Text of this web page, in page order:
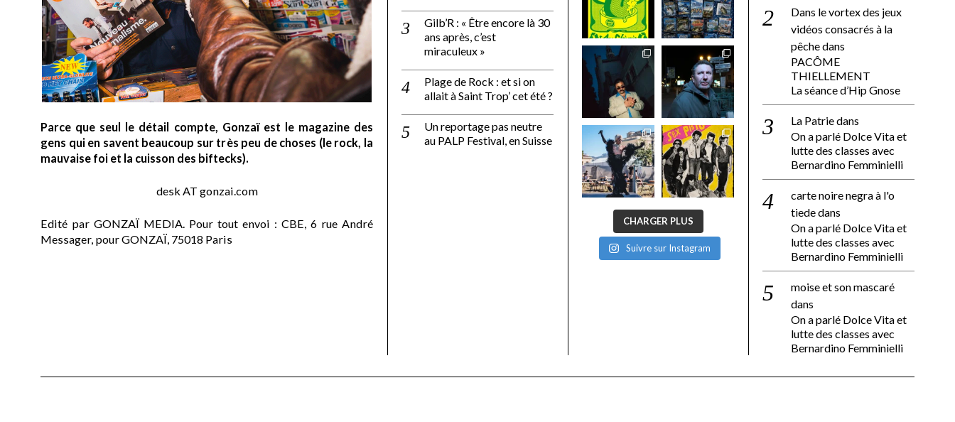
Parce que seul le détail compte, Gonzaï est le magazine des
gens qui en savent beaucoup sur très peu de choses (le rock, la
mauvaise foi et la cuisson des biftecks).
desk AT gonzai.com
Edité par GONZAÏ MEDIA. Pour tout envoi : CBE, 6 rue André
Messager, pour GONZAÏ, 75018 Paris
Gilb’R : « Être encore là 30
ans après, c’est
miraculeux »
Plage de Rock : et si on
allait à Saint Trop’ cet été ?
Un reportage pas neutre
au PALP Festival, en Suisse
CHARGER PLUS
Suivre sur Instagram
Dans le vortex des jeux
vidéos consacrés à la
pêchedans
PACÔME
THIELLEMENT
La séance d’Hip Gnose
La Patriedans
On a parlé Dolce Vita et
lutte des classes avec
Bernardino Femminielli
carte noire negra à l'o
tiededans
On a parlé Dolce Vita et
lutte des classes avec
Bernardino Femminielli
moise et son mascaré
dans
On a parlé Dolce Vita et
lutte des classes avec
Bernardino Femminielli